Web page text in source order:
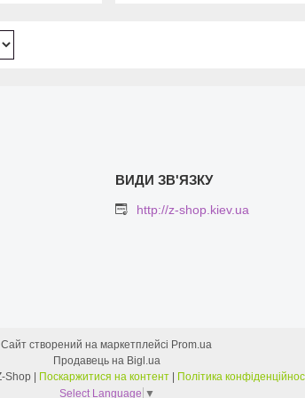
http://z-shop.kiev.ua
Сайт створений на маркетплейсі Prom.ua
Продавець на Bigl.ua
Интернет магазин Z-Shop | Поскаржитися на контент | Політика
Select Language ▼